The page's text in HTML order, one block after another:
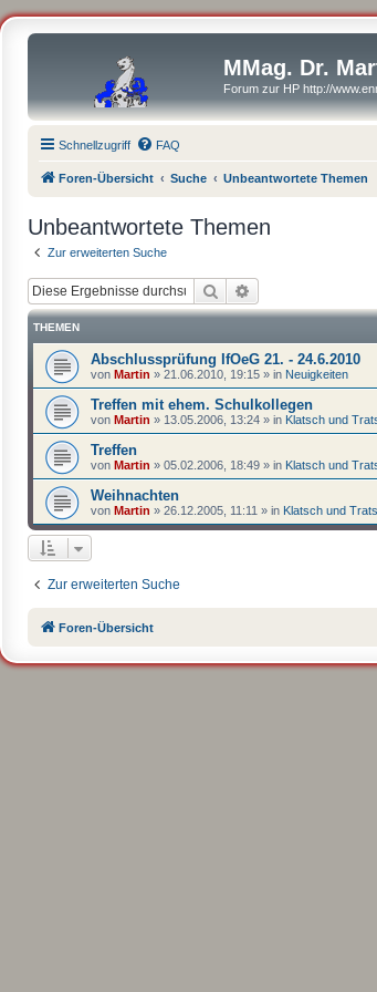
MMag. Dr.
Forum zur HP http://
Schnellzugriff FAQ
Foren-Übersicht Suche Unbeantwortete Themen
Unbeantwortete Themen
Zur erweiterten Suche
Suche
THEMEN
Abschlussprüfung IfOeG 21. - 24.6.2010
von Martin » 21.06.2010, 19:15 » in Neuigkeiten
Treffen mit ehem. Schulkollegen
von Martin » 13.05.2006, 13:24 » in Klatsch und
Treffen
von Martin » 05.02.2006, 18:49 » in Klatsch und
Weihnachten
von Martin » 26.12.2005, 11:11 » in Klatsch und
Zur erweiterten Suche
Foren-Übersicht